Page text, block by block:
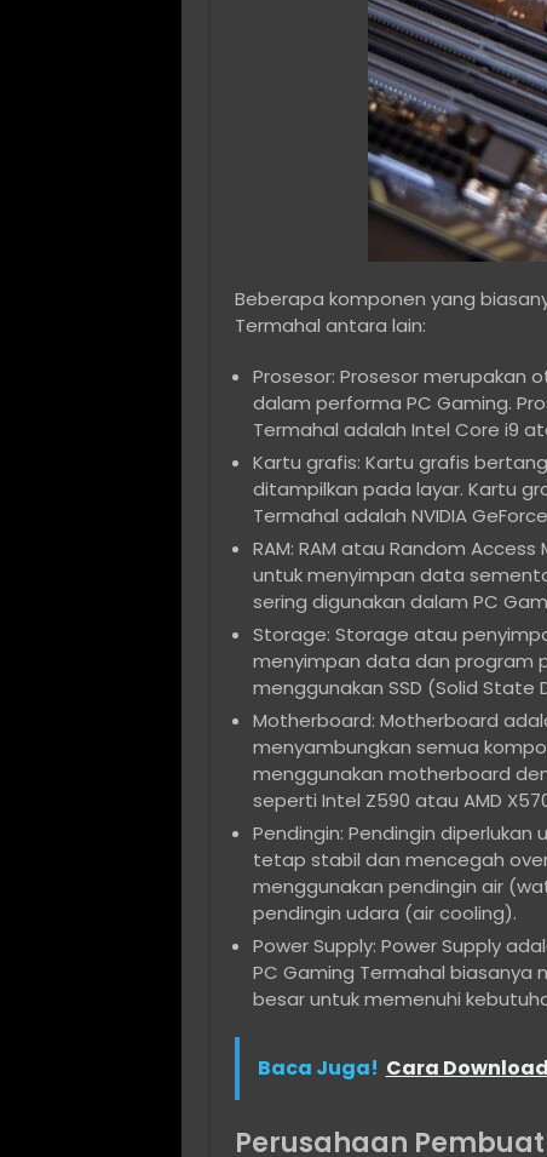
Beberapa komponen yang
Termahal antara lain:
Prosesor: Prosesor merupakan
dalam performa PC Gaming.
Termahal adalah Intel Core i9
Kartu grafis: Kartu grafis
ditampilkan pada layar. Kartu
Termahal adalah NVIDIA
RAM: RAM atau Random
untuk menyimpan data
sering digunakan dalam PC
Storage: Storage atau
menyimpan data dan program
menggunakan SSD (Solid
Motherboard: Motherboard
menyambungkan semua
menggunakan motherboard
seperti Intel Z590 atau AMD
Pendingin: Pendingin
tetap stabil dan mencegah
menggunakan pendingin air
pendingin udara (air cooling).
Power Supply: Power Supply
PC Gaming Termahal biasanya
besar untuk memenuhi
Baca Juga! Cara
Perusahaan